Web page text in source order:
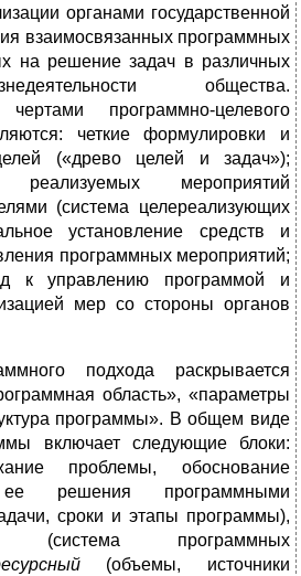
органами государственной
взаимосвязанных программных
на решение задач в различных
общества.
программно-целевого
четкие формулировки и
(«древо целей и задач»);
реализуемых мероприятий
(система целереализующих
установление средств и
программных мероприятий;
к управлению программой и
мер со стороны органов
подхода раскрывается
область», «параметры
программы». В общем виде
включает следующие блоки:
проблемы, обоснование
ее решения программными
сроки и этапы программы),
программных
(объемы, источники